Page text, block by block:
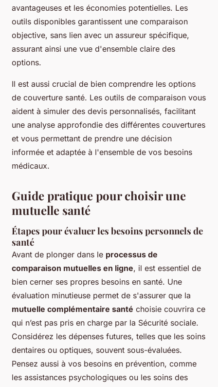
avantageuses et les économies potentielles. Les
outils disponibles garantissent une comparaison
objective, sans lien avec un assureur spécifique,
assurant ainsi une vue d'ensemble claire des
options.
Il est aussi crucial de bien comprendre les options
de couverture santé. Les outils de comparaison vous
aident à simuler des devis personnalisés, facilitant
une analyse approfondie des différentes couvertures
et vous permettant de prendre une décision
informée et adaptée à l'ensemble de vos besoins
médicaux.
Guide pratique pour choisir une
mutuelle santé
Étapes pour évaluer les besoins personnels de
santé
Avant de plonger dans le processus de
comparaison mutuelles en ligne, il est essentiel de
bien cerner ses propres besoins en santé. Une
évaluation minutieuse permet de s'assurer que la
mutuelle complémentaire santé choisie couvrira ce
qui n’est pas pris en charge par la Sécurité sociale.
Considérez les dépenses futures, telles que les soins
dentaires ou optiques, souvent sous-évaluées.
Pensez aussi à vos besoins en prévention, comme
les assistances psychologiques ou les soins des